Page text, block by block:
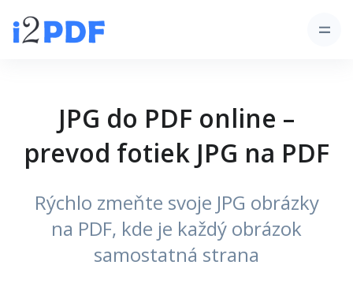
JPG do PDF online –
prevod fotiek JPG na PDF
Rýchlo zmeňte svoje JPG obrázky
na PDF, kde je každý obrázok
samostatná strana